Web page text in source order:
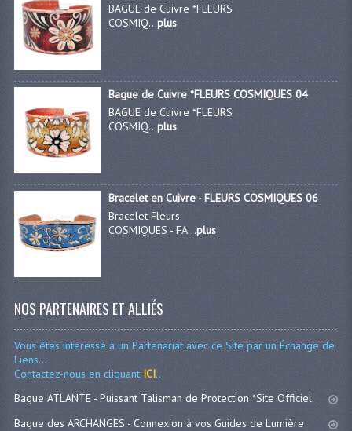
BAGUE de Cuivre *FLEURS
COSMIQ...plus
Bague de Cuivre *FLEURS COSMIQUES 04
BAGUE de Cuivre *FLEURS
COSMIQ...plus
Bracelet en Cuivre - FLEURS COSMIQUES 06
Bracelet Fleurs
COSMIQUES - FA...plus
NOS PARTENAIRES ET ALLIÉS
Vous êtes intéressé à un Partenariat avec ce Site par un Échange de
Liens...
Contactez-nous en cliquantICI...
Bague ATLANTE - Puissant Talisman de Protection *Site Officiel
Bague des ARCHANGES - Connexion à vos Guides de Lumière